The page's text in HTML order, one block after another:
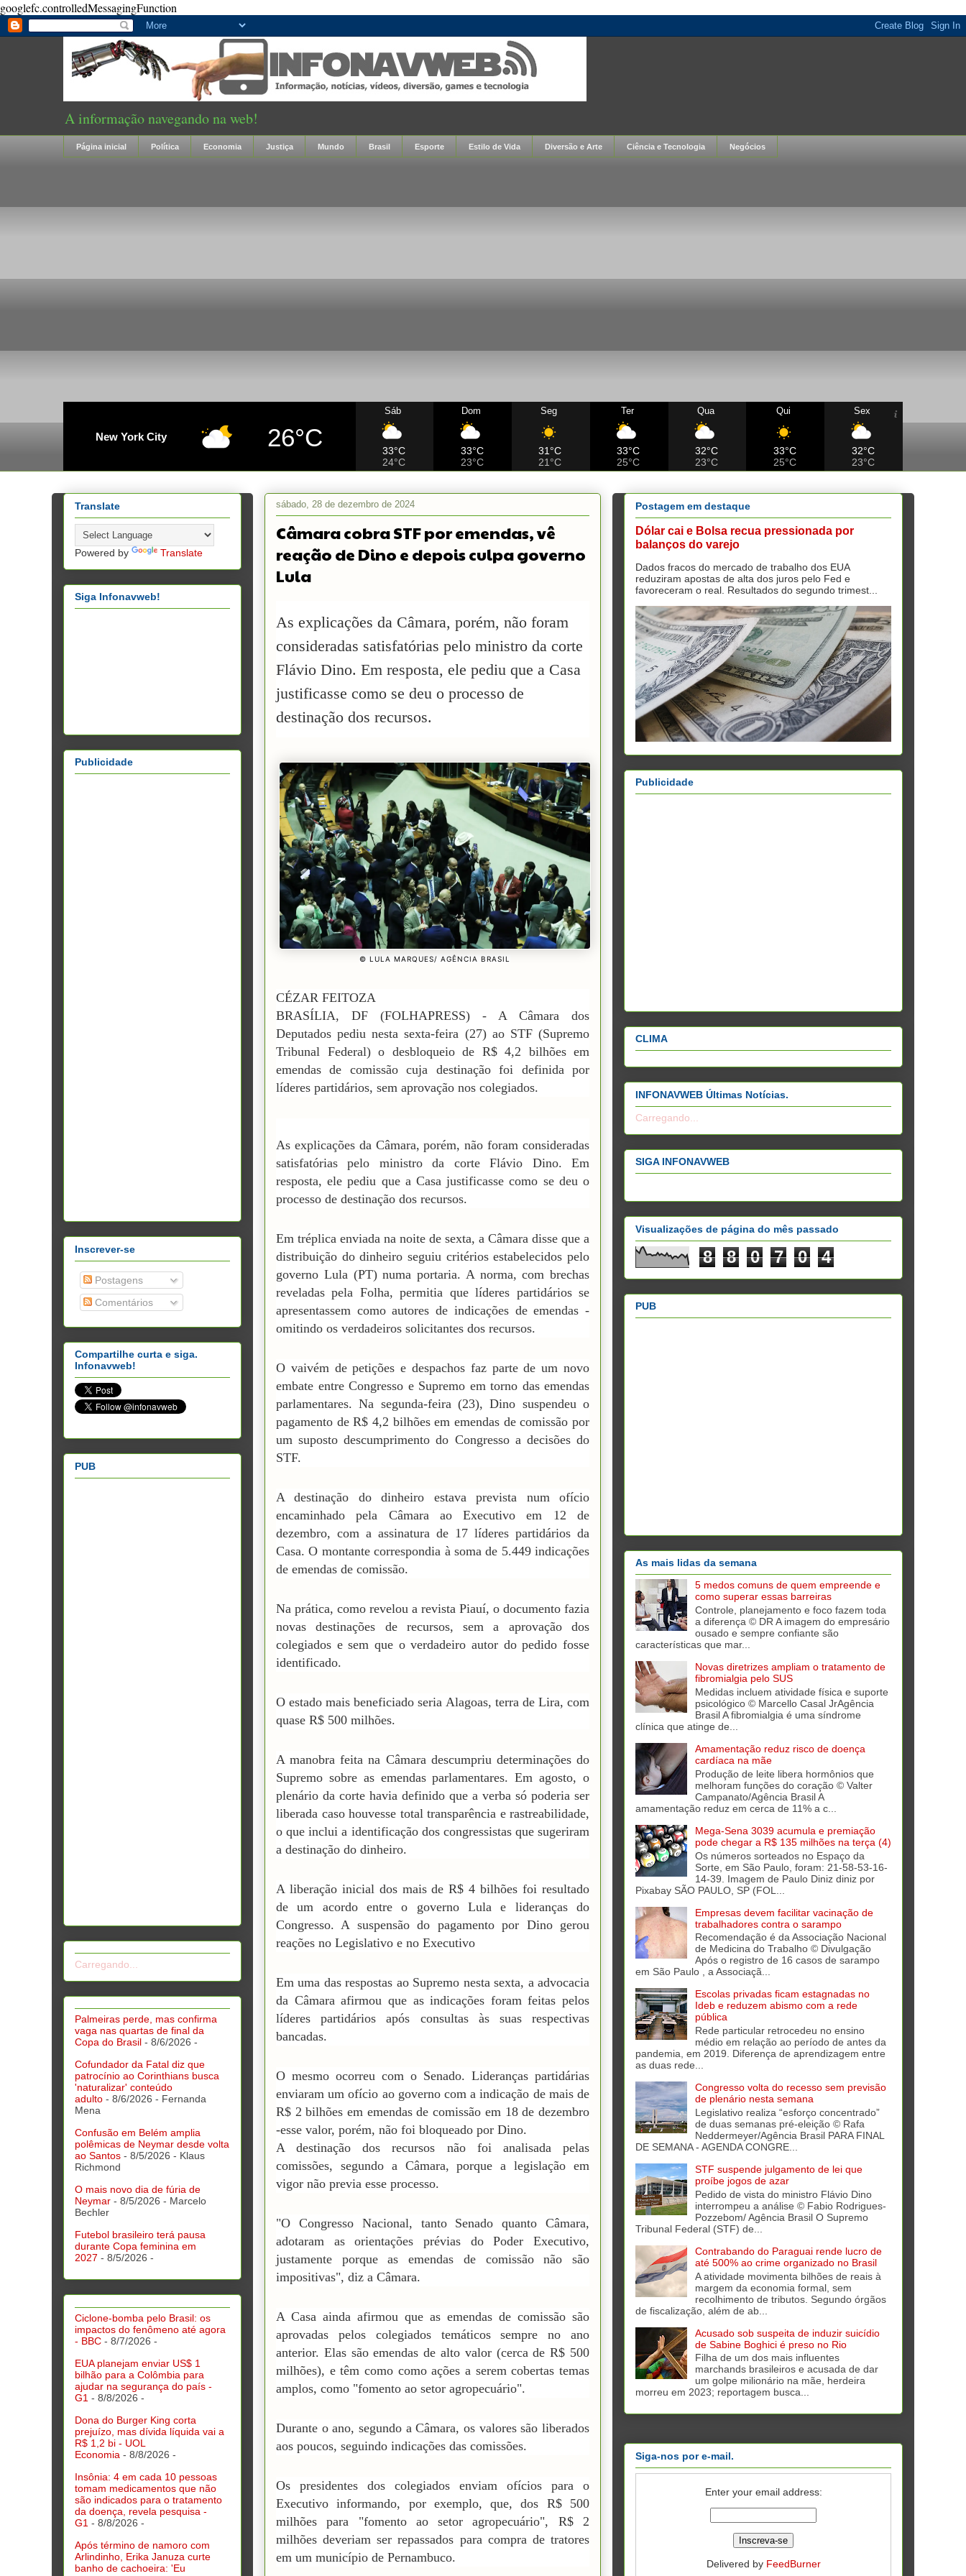
googlefc.controlledMessagingFunction
A informação navegando na web!
Página inicial Política Economia Justiça Mundo Brasil Esporte Estilo de Vida Diversão e Arte Ciência e Tecnologia Negócios
New York City 26°C
Sáb
33°C
24°C
Dom
33°C
23°C
Seg
31°C
21°C
Ter
33°C
25°C
Qua
32°C
23°C
Qui
33°C
25°C
Sex
32°C
23°C
sábado, 28 de dezembro de 2024
Câmara cobra STF por emendas, vê
reação de Dino e depois culpa governo
Lula
As explicações da Câmara, porém, não foram
consideradas satisfatórias pelo ministro da corte
Flávio Dino. Em resposta, ele pediu que a Casa
justificasse como se deu o processo de
destinação dos recursos.
© LULA MARQUES/ AGÊNCIA BRASIL
CÉZAR FEITOZA
BRASÍLIA, DF (FOLHAPRESS) - A Câmara dos
Deputados pediu nesta sexta-feira (27) ao STF (Supremo
Tribunal Federal) o desbloqueio de R$ 4,2 bilhões em
emendas de comissão cuja destinação foi definida por
líderes partidários, sem aprovação nos colegiados.
As explicações da Câmara, porém, não foram consideradas
satisfatórias pelo ministro da corte Flávio Dino. Em
resposta, ele pediu que a Casa justificasse como se deu o
processo de destinação dos recursos.
Em tréplica enviada na noite de sexta, a Câmara disse que a
distribuição do dinheiro seguiu critérios estabelecidos pelo
governo Lula (PT) numa portaria. A norma, com brechas
reveladas pela Folha, permitia que líderes partidários se
apresentassem como autores de indicações de emendas -
omitindo os verdadeiros solicitantes dos recursos.
O vaivém de petições e despachos faz parte de um novo
embate entre Congresso e Supremo em torno das emendas
parlamentares. Na segunda-feira (23), Dino suspendeu o
pagamento de R$ 4,2 bilhões em emendas de comissão por
um suposto descumprimento do Congresso a decisões do
STF.
A destinação do dinheiro estava prevista num ofício
encaminhado pela Câmara ao Executivo em 12 de
dezembro, com a assinatura de 17 líderes partidários da
Casa. O montante correspondia à soma de 5.449 indicações
de emendas de comissão.
Na prática, como revelou a revista Piauí, o documento fazia
novas destinações de recursos, sem a aprovação dos
colegiados e sem que o verdadeiro autor do pedido fosse
identificado.
O estado mais beneficiado seria Alagoas, terra de Lira, com
quase R$ 500 milhões.
A manobra feita na Câmara descumpriu determinações do
Supremo sobre as emendas parlamentares. Em agosto, o
plenário da corte havia definido que a verba só poderia ser
liberada caso houvesse total transparência e rastreabilidade,
o que inclui a identificação dos congressistas que sugeriram
a destinação do dinheiro.
A liberação inicial dos mais de R$ 4 bilhões foi resultado
de um acordo entre o governo Lula e lideranças do
Congresso. A suspensão do pagamento por Dino gerou
reações no Legislativo e no Executivo
Em uma das respostas ao Supremo nesta sexta, a advocacia
da Câmara afirmou que as indicações foram feitas pelos
líderes partidários após consultas às suas respectivas
bancadas.
O mesmo ocorreu com o Senado. Lideranças partidárias
enviaram um ofício ao governo com a indicação de mais de
R$ 2 bilhões em emendas de comissão em 18 de dezembro
-esse valor, porém, não foi bloqueado por Dino.
A destinação dos recursos não foi analisada pelas
comissões, segundo a Câmara, porque a legislação em
vigor não previa esse processo.
"O Congresso Nacional, tanto Senado quanto Câmara,
adotaram as orientações prévias do Poder Executivo,
justamente porque as emendas de comissão não são
impositivas", diz a Câmara.
A Casa ainda afirmou que as emendas de comissão são
aprovadas pelos colegiados temáticos sempre no ano
anterior. Elas são emendas de alto valor (cerca de R$ 500
milhões), e têm como como ações a serem cobertas temas
amplos, como "fomento ao setor agropecuário".
Durante o ano, segundo a Câmara, os valores são liberados
aos poucos, seguindo indicações das comissões.
Os presidentes dos colegiados enviam ofícios para o
Executivo informando, por exemplo, que, dos R$ 500
milhões para "fomento ao setor agropecuário", R$ 2
milhões deveriam ser repassados para compra de tratores
em um município de Pernambuco.
Translate
Powered by Translate
Siga Infonavweb!
Publicidade
Inscrever-se
Postagens
Comentários
Compartilhe curta e siga.
Infonavweb!
PUB
Carregando...
Palmeiras perde, mas confirma
vaga nas quartas de final da
Copa do Brasil - 8/6/2026 -
Cofundador da Fatal diz que
patrocínio ao Corinthians busca
'naturalizar' conteúdo
adulto - 8/6/2026 - Fernanda
Mena
Confusão em Belém amplia
polêmicas de Neymar desde volta
ao Santos - 8/5/2026 - Klaus
Richmond
O mais novo dia de fúria de
Neymar - 8/5/2026 - Marcelo
Bechler
Futebol brasileiro terá pausa
durante Copa feminina em
2027 - 8/5/2026 -
Ciclone-bomba pelo Brasil: os
impactos do fenômeno até agora
- BBC - 8/7/2026 -
EUA planejam enviar US$ 1
bilhão para a Colômbia para
ajudar na segurança do país -
G1 - 8/8/2026 -
Dona do Burger King corta
prejuízo, mas dívida líquida vai a
R$ 1,2 bi - UOL
Economia - 8/8/2026 -
Insônia: 4 em cada 10 pessoas
tomam medicamentos que não
são indicados para o tratamento
da doença, revela pesquisa -
G1 - 8/8/2026 -
Após término de namoro com
Arlindinho, Erika Januza curte
banho de cachoeira: 'Eu
Postagem em destaque
Dólar cai e Bolsa recua pressionada por
balanços do varejo
Dados fracos do mercado de trabalho dos EUA
reduziram apostas de alta dos juros pelo Fed e
favoreceram o real. Resultados do segundo trimest...
Publicidade
CLIMA
INFONAVWEB Últimas Notícias.
Carregando...
SIGA INFONAVWEB
Visualizações de página do mês passado
8 8 0 7 0 4
PUB
As mais lidas da semana
5 medos comuns de quem empreende e
como superar essas barreiras
Controle, planejamento e foco fazem toda
a diferença © DR A imagem do empresário
ousado e sempre confiante são
características que mar...
Novas diretrizes ampliam o tratamento de
fibromialgia pelo SUS
Medidas incluem atividade física e suporte
psicológico © Marcello Casal JrAgência
Brasil A fibromialgia é uma síndrome
clínica que atinge de...
Amamentação reduz risco de doença
cardíaca na mãe
Produção de leite libera hormônios que
melhoram funções do coração © Valter
Campanato/Agência Brasil A
amamentação reduz em cerca de 11% a c...
Mega-Sena 3039 acumula e premiação
pode chegar a R$ 135 milhões na terça (4)
Os números sorteados no Espaço da
Sorte, em São Paulo, foram: 21-58-53-16-
14-39. Imagem de Paulo Diniz diniz por
Pixabay SÃO PAULO, SP (FOL...
Empresas devem facilitar vacinação de
trabalhadores contra o sarampo
Recomendação é da Associação Nacional
de Medicina do Trabalho © Divulgação
Após o registro de 16 casos de sarampo
em São Paulo , a Associaçã...
Escolas privadas ficam estagnadas no
Ideb e reduzem abismo com a rede
pública
Rede particular retrocedeu no ensino
médio em relação ao período de antes da
pandemia, em 2019. Diferença de aprendizagem entre
as duas rede...
Congresso volta do recesso sem previsão
de plenário nesta semana
Legislativo realiza “esforço concentrado”
de duas semanas pré-eleição © Rafa
Neddermeyer/Agência Brasil PARA FINAL
DE SEMANA - AGENDA CONGRE...
STF suspende julgamento de lei que
proíbe jogos de azar
Pedido de vista do ministro Flávio Dino
interrompeu a análise © Fabio Rodrigues-
Pozzebom/ Agência Brasil O Supremo
Tribunal Federal (STF) de...
Contrabando do Paraguai rende lucro de
até 500% ao crime organizado no Brasil
A atividade movimenta bilhões de reais à
margem da economia formal, sem
recolhimento de tributos. Segundo órgãos
de fiscalização, além de ab...
Acusado sob suspeita de induzir suicídio
de Sabine Boghici é preso no Rio
Filha de um dos mais influentes
marchands brasileiros e acusada de dar
um golpe milionário na mãe, herdeira
morreu em 2023; reportagem busca...
Siga-nos por e-mail.
Enter your email address:
Delivered by FeedBurner